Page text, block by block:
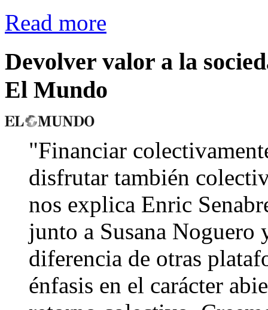
Read more
Devolver valor a la
El Mundo
"Financiar
disfrutar también
nos explica Enric
junto a Susana
diferencia de otras
énfasis en el carácter